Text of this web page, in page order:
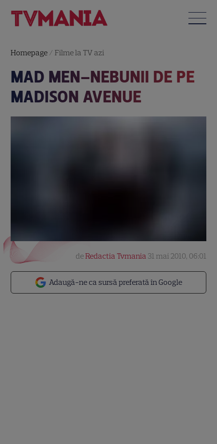
Homepage /Filme la TV azi
MAD MEN–NEBUNII DE PE
MADISON AVENUE
Adaugă-ne ca sursă preferată în Google
deRedactia Tvmania 31 mai 2010, 06:01